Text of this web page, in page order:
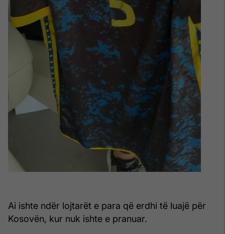
Ai ishte ndër lojtarët e para që erdhi të luajë për
Kosovën, kur nuk ishte e pranuar.